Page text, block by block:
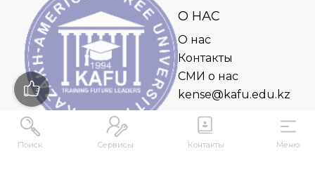
Поиск Сервисы Контакты Меню
О НАС
О нас
Контакты
СМИ о нас
kense@kafu.edu.kz